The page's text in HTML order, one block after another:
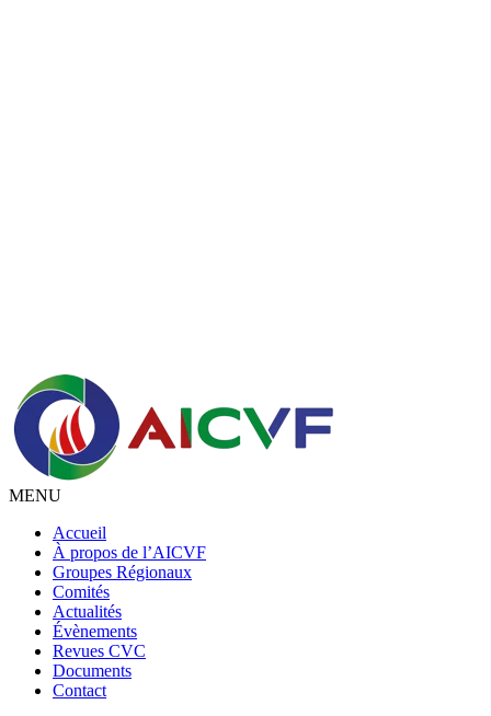
MENU
Accueil
À propos de l’AICVF
Groupes Régionaux
Comités
Actualités
Évènements
Revues CVC
Documents
Contact